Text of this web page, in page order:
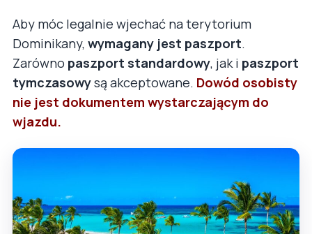
Aby móc legalnie wjechać na terytorium
Dominikany, wymagany jest paszport.
Zarówno paszport standardowy, jak i paszport
tymczasowysą akceptowane. Dowód osobisty
nie jest dokumentem wystarczającym do
wjazdu.